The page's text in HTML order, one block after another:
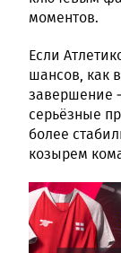
моментов.
Если
шансов, как
завершение
серьёзные
более
козырем